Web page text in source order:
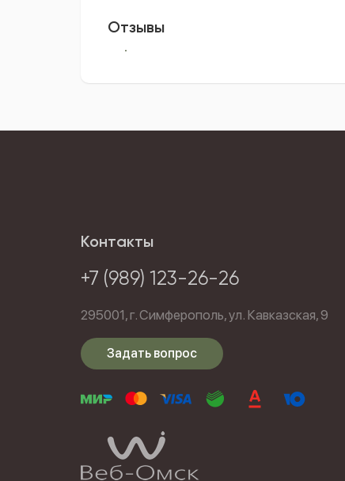
Отзывы
Контакты
+7 (989) 123-26-26
295001,г. Симферополь,ул. Кавказская, 9
Задать вопрос